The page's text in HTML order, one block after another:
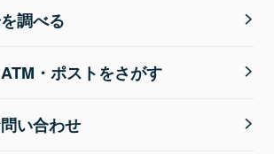
調べる
・ポストをさがす
い合わせ